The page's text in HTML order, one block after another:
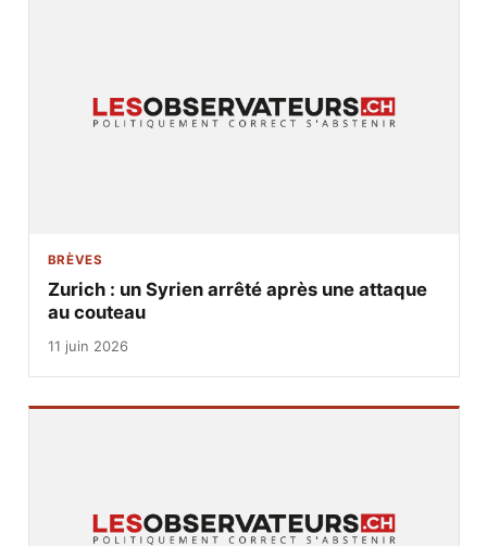
BRÈVES
Zurich : un Syrien arrêté après une attaque
au couteau
11 juin 2026